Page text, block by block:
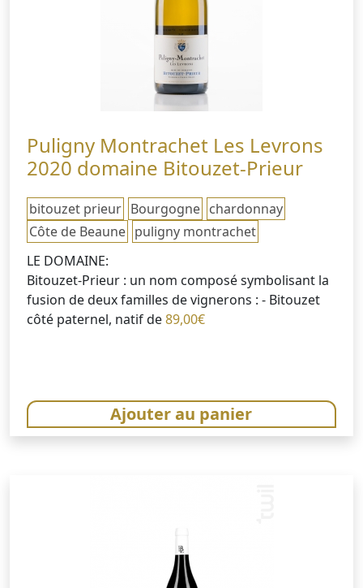
Puligny Montrachet Les Levrons
2020 domaine Bitouzet-Prieur
bitouzet prieur Bourgogne chardonnay
Côte de Beaune puligny montrachet
LE DOMAINE:
Bitouzet-Prieur : un nom composé symbolisant la
fusion de deux familles de vignerons : - Bitouzet
côté paternel, natif de89,00€
Ajouter au panier